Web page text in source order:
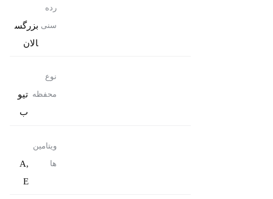
رده
سنی بزرگس
الان
نوع
محفظه تیو
ب
ویتامین
ها
A,
E